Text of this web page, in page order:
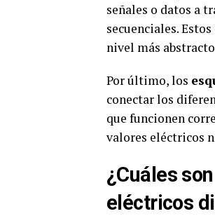
señales o datos a
secuenciales.
nivel más
Por último, los
conectar los
que funcionen
valores eléctricos
¿Cuáles
eléctricos